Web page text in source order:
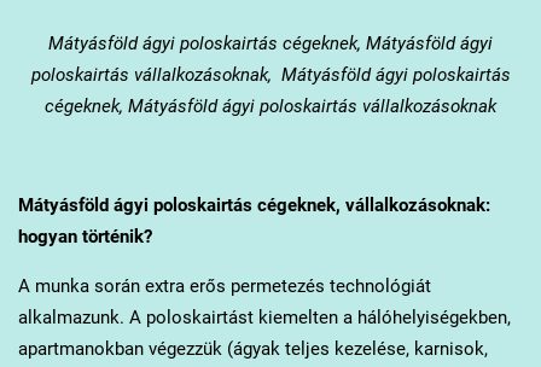
Mátyásföldágyi poloskairtás cégeknek, Mátyásföld ágyi
poloskairtás vállalkozásoknak, Mátyásföld ágyi poloskairtás
cégeknek, Mátyásföld ágyi poloskairtás vállalkozásoknak
Mátyásföldágyi poloskairtás cégeknek, vállalkozásoknak:
hogyan történik?
A munka során extra erős permetezés technológiát
alkalmazunk. A poloskairtást kiemelten a hálóhelyiségekben,
apartmanokban végezzük (ágyak teljes kezelése, karnisok,